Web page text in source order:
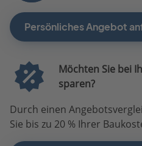
Persönliches Angebot
Möchten Sie bei
sparen?
Durch einen
Sie bis zu 20 % Ihrer